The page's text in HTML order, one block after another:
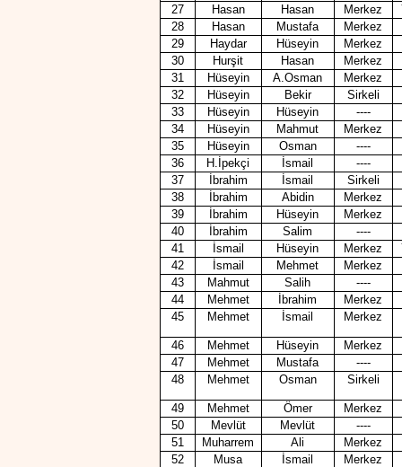
27
Hasan Hasan Merkez
28
Hasan Mustafa
Merkez
29
Haydar Hüseyin
Merkez
30
Hurşit Hasan
Merkez
31
Hüseyin A.Osman
Merkez
32
Hüseyin Bekir Sirkeli
33
Hüseyin Hüseyin
----
34
Hüseyin Mahmut
Merkez
35
Hüseyin Osman
----
36
H.İpekçi İsmail
----
37
İbrahim İsmail
Sirkeli
38
İbrahim Abidin
Merkez
39
İbrahim Hüseyin
Merkez
40
İbrahim Salim
----
41
İsmail Hüseyin Merkez
42
İsmail Mehmet
Merkez
43
Mahmut Salih
----
44
Mehmet İbrahim
Merkez
45
Mehmet İsmail Merkez
46 Mehmet Hüseyin
Merkez
47
Mehmet Mustafa
----
48
Mehmet Osman Sirkeli
49 Mehmet Ömer
Merkez
50
Mevlüt Mevlüt
----
51
Muharrem Ali
Merkez
52
Musa İsmail
Merkez